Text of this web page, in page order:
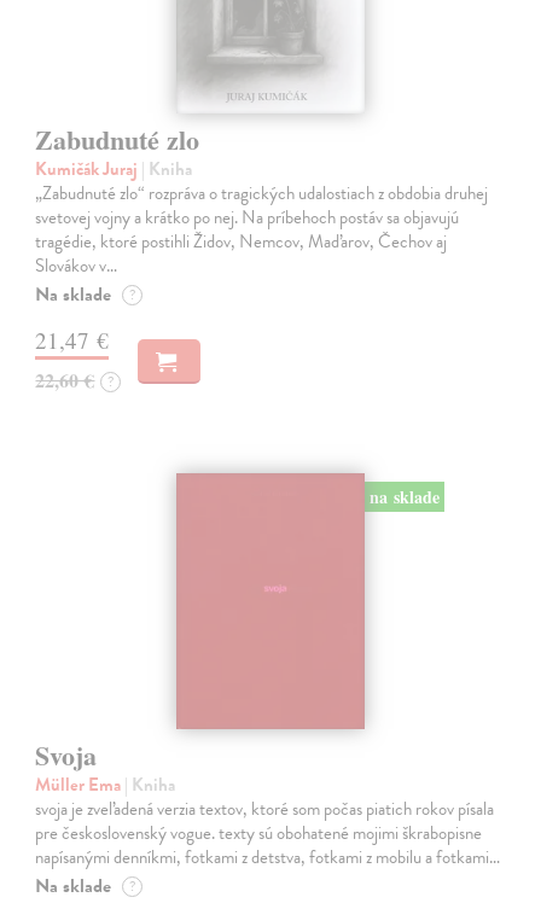
Zabudnuté zlo
Kumičák Juraj | Kniha
„Zabudnuté zlo“ rozpráva o tragických udalostiach z obdobia druhej
svetovej vojny a krátko po nej. Na príbehoch postáv sa objavujú
tragédie, ktoré postihli Židov, Nemcov, Maďarov, Čechov aj
Slovákov v…
Na sklade ?
21,47 €
22,60 € ?
na sklade
Svoja
Müller Ema| Kniha
svoja je zveľadená verzia textov, ktoré som počas piatich rokov písala
pre československý vogue. texty sú obohatené mojimi škrabopisne
napísanými denníkmi, fotkami z detstva, fotkami z mobilu a fotkami…
Na sklade ?